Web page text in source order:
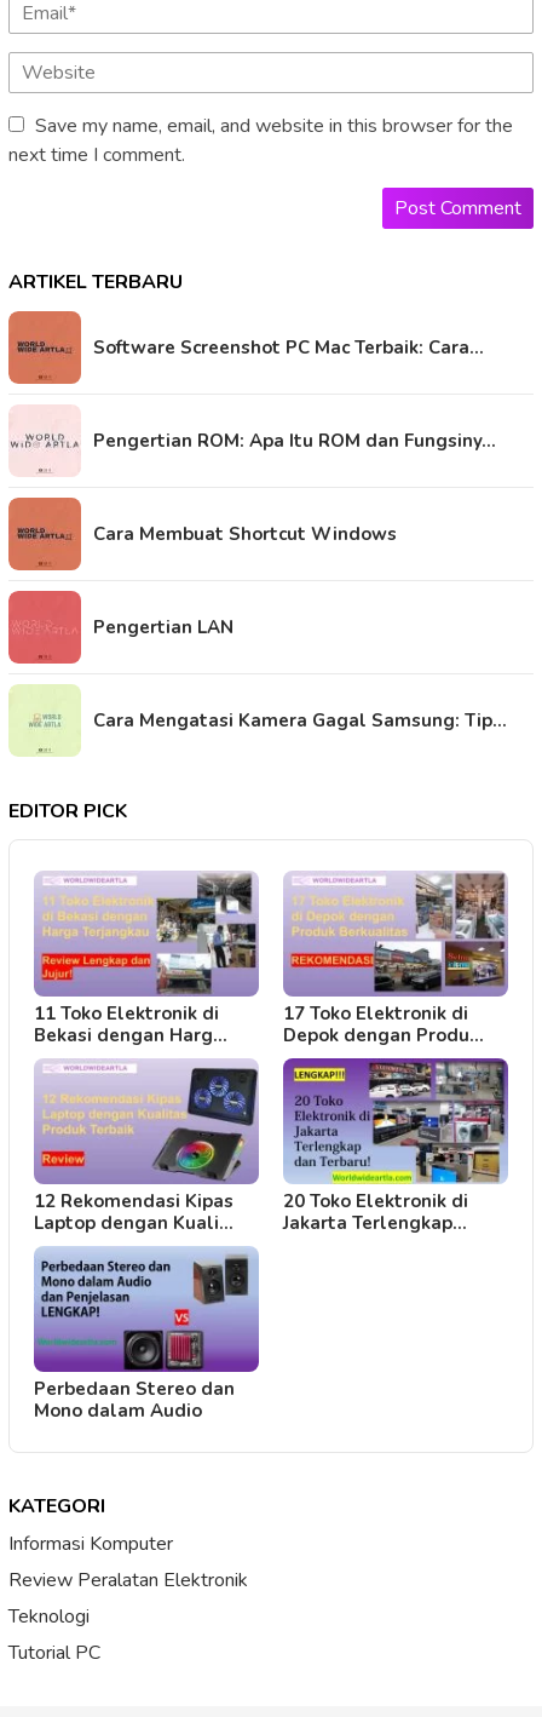
Save my name, email, and website in this browser for the
next time I comment.
ARTIKEL TERBARU
Software Screenshot PC Mac Terbaik: Cara…
Pengertian ROM: Apa Itu ROM dan Fungsiny…
Cara Membuat Shortcut Windows
Pengertian LAN
Cara Mengatasi Kamera Gagal Samsung: Tip…
EDITOR PICK
11 Toko Elektronik di
Bekasi dengan Harg…
17 Toko Elektronik di
Depok dengan Produ…
12 Rekomendasi Kipas
Laptop dengan Kuali…
20 Toko Elektronik di
Jakarta Terlengkap…
Perbedaan Stereo dan
Mono dalam Audio
KATEGORI
Informasi Komputer
Review Peralatan Elektronik
Teknologi
Tutorial PC